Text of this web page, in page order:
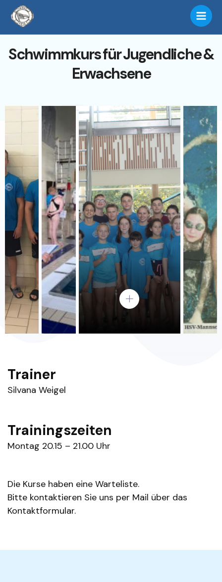
Inhalt
springen
Main
Schwimmkurs für Jugendliche &
Erwachsene
Travel
Trainer
Silvana Weigel
Trainingszeiten
Montag 20.15 – 21.00 Uhr
Die Kurse haben eine Warteliste.
Bitte kontaktieren Sie uns per Mail über das
Kontaktformular.